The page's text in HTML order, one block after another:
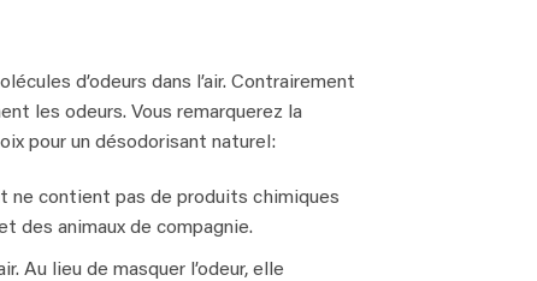
d’odeurs dans l’air. Contrairement
les odeurs. Vous remarquerez la
pour un désodorisant naturel:
ne contient pas de produits chimiques
des animaux de compagnie.
Au lieu de masquer l’odeur, elle